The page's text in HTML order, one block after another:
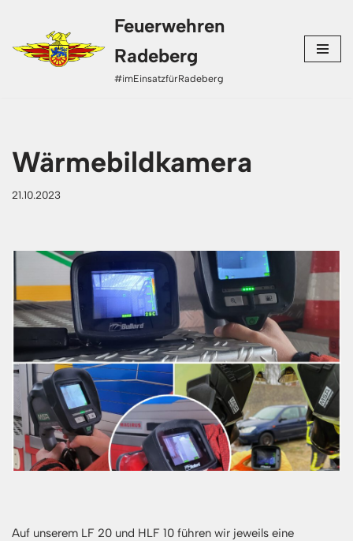
Zum
Inhalt
Feuerwehren
Radeberg
#imEinsatzfürRadeberg
Wärmebildkamera
21.10.2023
Auf unserem LF 20 und HLF 10 führen wir jeweils eine